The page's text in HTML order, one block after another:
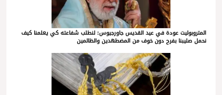
المتروبوليت عودة في عيد القديس جاورجيوس: لنطلب شفاعته كي يعلمنا كيف
نحمل صليبنا بفرح دون خوف من المضطهدين والظالمين